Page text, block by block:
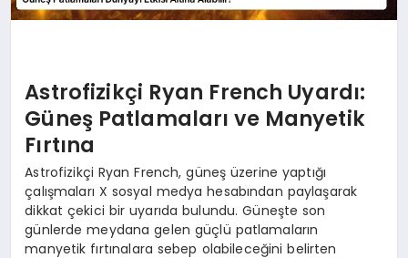
Astrofizikçi Ryan French Uyardı:
Güneş Patlamaları ve Manyetik
Fırtına
Astrofizikçi Ryan French, güneş üzerine yaptığı
çalışmaları X sosyal medya hesabından paylaşarak
dikkat çekici bir uyarıda bulundu. Güneşte son
günlerde meydana gelen güçlü patlamaların
manyetik fırtınalara sebep olabileceğini belirten